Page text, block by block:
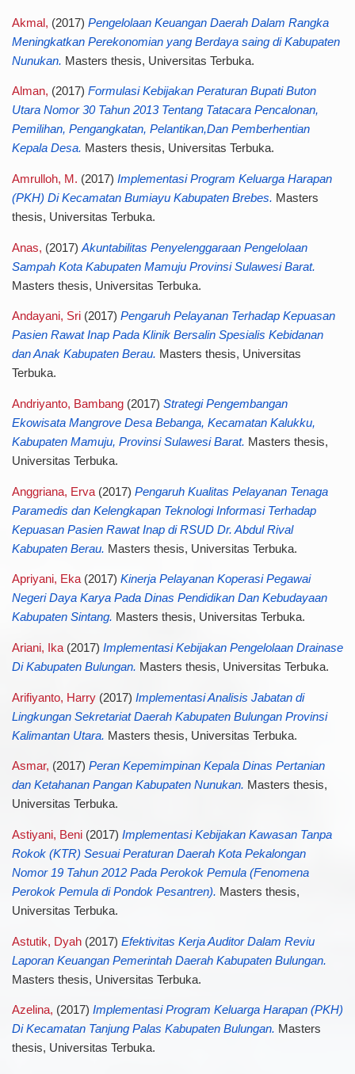
Akmal, (2017) Pengelolaan Keuangan Daerah Dalam Rangka
Meningkatkan Perekonomian yang Berdaya saing di Kabupaten
Nunukan. Masters thesis, Universitas Terbuka.
Alman, (2017) Formulasi Kebijakan Peraturan Bupati Buton
Utara Nomor 30 Tahun 2013 Tentang Tatacara Pencalonan,
Pemilihan, Pengangkatan, Pelantikan,Dan Pemberhentian
Kepala Desa. Masters thesis, Universitas Terbuka.
Amrulloh, M. (2017) Implementasi Program Keluarga Harapan
(PKH) Di Kecamatan Bumiayu Kabupaten Brebes. Masters
thesis, Universitas Terbuka.
Anas, (2017) Akuntabilitas Penyelenggaraan Pengelolaan
Sampah Kota Kabupaten Mamuju Provinsi Sulawesi Barat.
Masters thesis, Universitas Terbuka.
Andayani, Sri(2017) Pengaruh Pelayanan Terhadap Kepuasan
Pasien Rawat Inap Pada Klinik Bersalin Spesialis Kebidanan
dan Anak Kabupaten Berau. Masters thesis, Universitas
Terbuka.
Andriyanto, Bambang(2017) Strategi Pengembangan
Ekowisata Mangrove Desa Bebanga, Kecamatan Kalukku,
Kabupaten Mamuju, Provinsi Sulawesi Barat. Masters thesis,
Universitas Terbuka.
Anggriana, Erva(2017) Pengaruh Kualitas Pelayanan Tenaga
Paramedis dan Kelengkapan Teknologi Informasi Terhadap
Kepuasan Pasien Rawat Inap di RSUD Dr. Abdul Rival
Kabupaten Berau. Masters thesis, Universitas Terbuka.
Apriyani, Eka(2017) Kinerja Pelayanan Koperasi Pegawai
Negeri Daya Karya Pada Dinas Pendidikan Dan Kebudayaan
Kabupaten Sintang. Masters thesis, Universitas Terbuka.
Ariani, Ika(2017) Implementasi Kebijakan Pengelolaan Drainase
Di Kabupaten Bulungan. Masters thesis, Universitas Terbuka.
Arifiyanto, Harry(2017) Implementasi Analisis Jabatan di
Lingkungan Sekretariat Daerah Kabupaten Bulungan Provinsi
Kalimantan Utara. Masters thesis, Universitas Terbuka.
Asmar, (2017) Peran Kepemimpinan Kepala Dinas Pertanian
dan Ketahanan Pangan Kabupaten Nunukan. Masters thesis,
Universitas Terbuka.
Astiyani, Beni(2017) Implementasi Kebijakan Kawasan Tanpa
Rokok (KTR) Sesuai Peraturan Daerah Kota Pekalongan
Nomor 19 Tahun 2012 Pada Perokok Pemula (Fenomena
Perokok Pemula di Pondok Pesantren). Masters thesis,
Universitas Terbuka.
Astutik, Dyah(2017) Efektivitas Kerja Auditor Dalam Reviu
Laporan Keuangan Pemerintah Daerah Kabupaten Bulungan.
Masters thesis, Universitas Terbuka.
Azelina, (2017) Implementasi Program Keluarga Harapan (PKH)
Di Kecamatan Tanjung Palas Kabupaten Bulungan. Masters
thesis, Universitas Terbuka.